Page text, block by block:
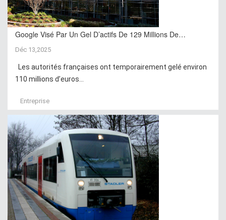
Google Visé Par Un Gel D’actifs De 129 Millions De…
Déc 13,2025
Les autorités françaises ont temporairement gelé environ
110 millions d’euros...
Entreprise